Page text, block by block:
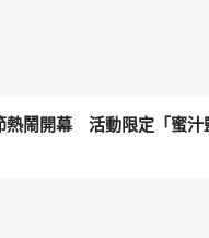
熱鬧開幕 活動限定「蜜汁